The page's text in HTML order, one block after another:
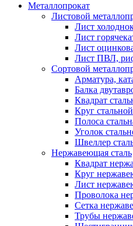
Металлопрокат
Листовой
Лист
Лист
Лист
Лист ПВЛ,
Сортовой
Арматура,
Балка
Квадрат
Круг стальной
Полоса
Уголок
Швеллер
Нержавеющая сталь
Квадрат
Круг
Лист
Проволока
Сетка
Трубы